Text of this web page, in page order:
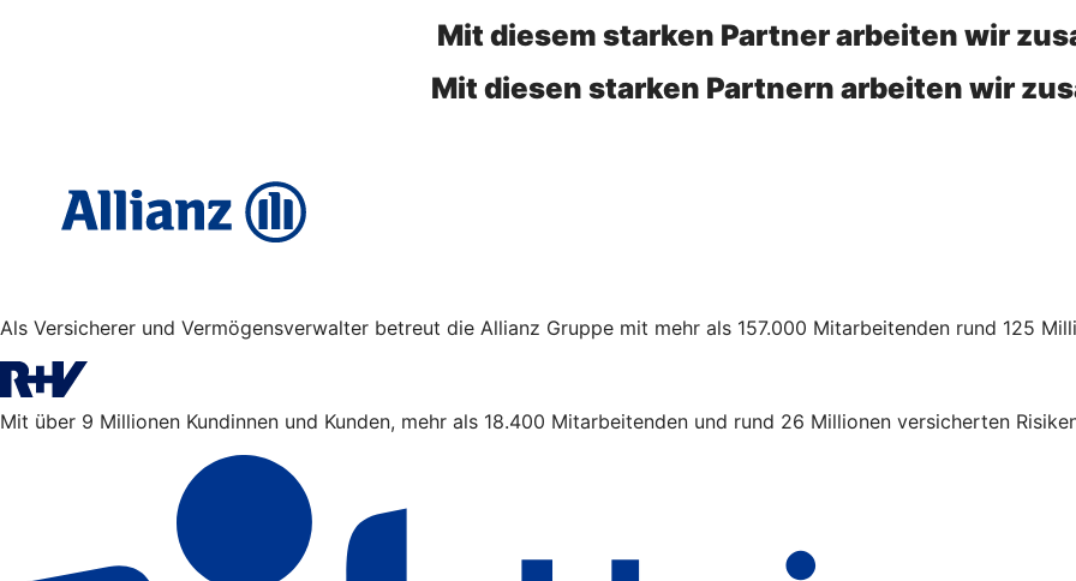
Mit diesem starken Partner arbeiten wir
Mit diesen starken Partnern arbeiten wir
Als Versicherer und Vermögensverwalter betreut die Allianz Gruppe mit mehr als 157.000 Mitarbeitenden rund 125
Mit über 9 Millionen Kundinnen und Kunden, mehr als 18.400 Mitarbeitenden und rund 26 Millionen versicherten